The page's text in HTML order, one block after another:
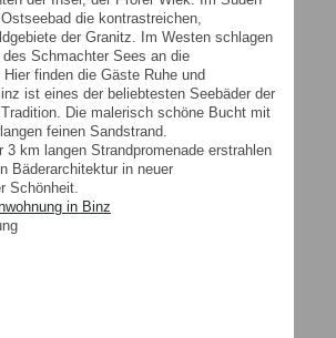
die kontrastreichen,
der Granitz. Im Westen schlagen
des Schmachter Sees an die
Hier finden die Gäste Ruhe und
ist eines der beliebtesten Seebäder der
Tradition. Die malerisch schöne Bucht mit
feinen Sandstrand.
3 km langen Strandpromenade erstrahlen
Bäderarchitektur in neuer
Schönheit.
in Binz